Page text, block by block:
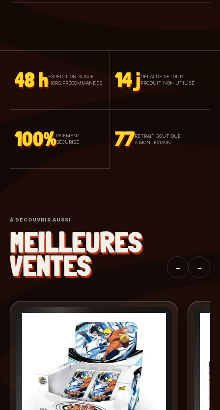
48 h EXPÉDITION SUIVIE
HORS PRÉCOMMANDES
14 jDÉLAI DE RETOUR
PRODUIT NON UTILISÉ
100% PAIEMENT
SÉCURISÉ
77RETRAIT BOUTIQUE
À MONTÉVRAIN
À DÉCOUVRIR AUSSI
MEILLEURES
VENTES ← →